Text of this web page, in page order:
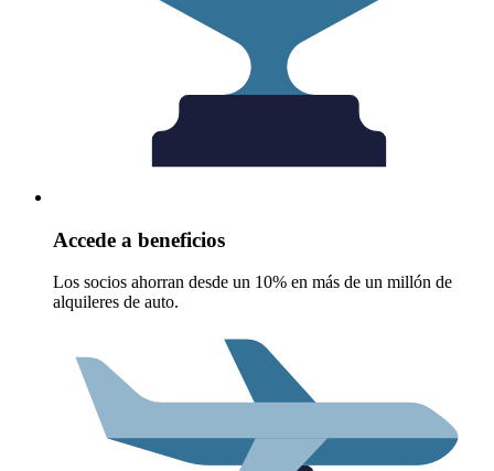
Accede a beneficios
Los socios ahorran desde un 10% en más de un millón de
alquileres de auto.